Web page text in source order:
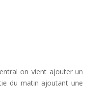
on vient ajouter un
du matin ajoutant une